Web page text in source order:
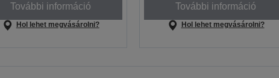
További információ
Hol lehet megvásárolni?
További információ
Hol lehet megvásárolni?